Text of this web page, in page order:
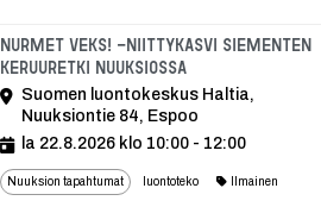
Nurmet veks! -niittykasvi siementen
keruuretki Nuuksiossa
Suomen luontokeskus Haltia,
Nuuksiontie 84, Espoo
la 22.8.2026 klo 10:00 - 12:00
Nuuksion tapahtumat luontoteko Ilmainen